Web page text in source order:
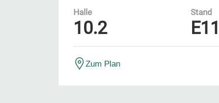
Halle
10.2
Stand
Zum Plan